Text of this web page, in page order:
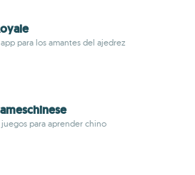
para los amantes del ajedrez
para aprender chino